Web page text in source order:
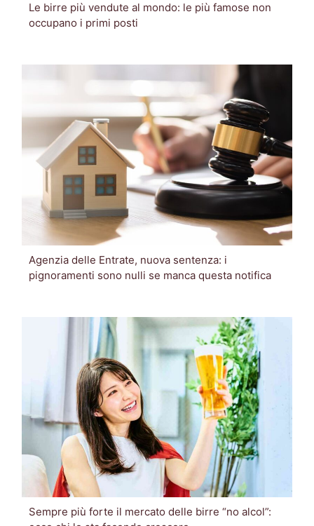
Le birre più vendute al mondo: le più famose non
occupano i primi posti
Agenzia delle Entrate, nuova sentenza: i
pignoramenti sono nulli se manca questa notifica
Sempre più forte il mercato delle birre “no alcol”: